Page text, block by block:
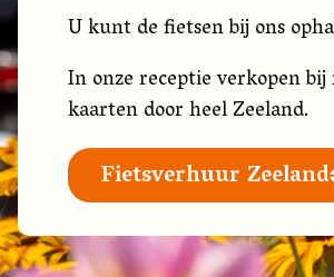
U kunt de fietsen bij ons
In onze receptie verkopen
kaarten door heel Zeeland.
Fietsverhuur Zeeland